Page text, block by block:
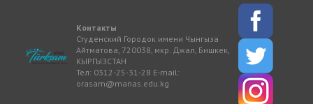
Контакты
Студенский Городок имени Чынгыза
Айтматова, 720038, мкр. Джал, Бишкек,
КЫРГЫЗСТАН
Тел: 0312-25-31-28 E-mail:
orasam@manas.edu.kg